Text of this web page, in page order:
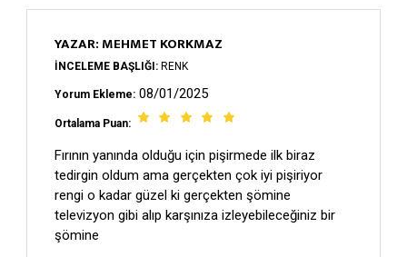
YAZAR: MEHMET KORKMAZ
İNCELEME BAŞLIĞI: RENK
Yorum Ekleme: 08/01/2025
Ortalama Puan:
Fırının yanında olduğu için pişirmede ilk biraz
tedirgin oldum ama gerçekten çok iyi pişiriyor
rengi o kadar güzel ki gerçekten şömine
televizyon gibi alıp karşınıza izleyebileceğiniz bir
şömine